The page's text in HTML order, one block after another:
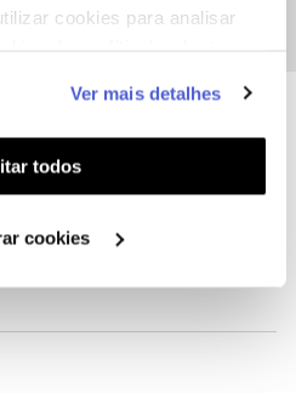
cookies para analisar
personalização e
aos seus interesses
Pode gerir a
em "Configurar
Ver mais detalhes
todos
cookies
já fiz a reposição de valores
fazer?